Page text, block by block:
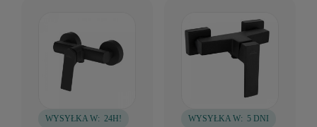
WYSYŁKA W: 24H! WYSYŁKA W: 5 DNI